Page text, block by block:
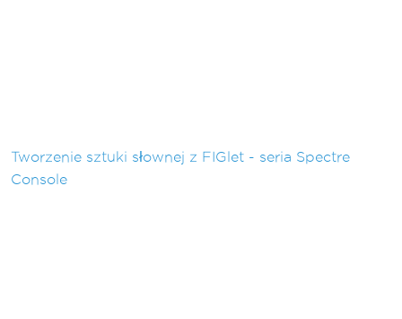
Tworzenie sztuki słownej z FIGlet - seria Spectre
Console